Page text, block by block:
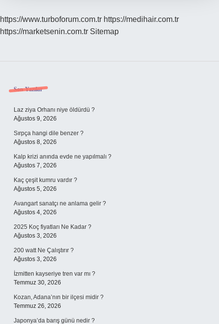
https://www.turboforum.com.tr https://medihair.com.tr
https://marketsenin.com.tr Sitemap
Sidebar
Son Yazılar
Laz ziya Orhanı niye öldürdü ?
Ağustos 9, 2026
Sırpça hangi dile benzer ?
Ağustos 8, 2026
Kalp krizi anında evde ne yapılmalı ?
Ağustos 7, 2026
Kaç çeşit kumru vardır ?
Ağustos 5, 2026
Avangart sanatçı ne anlama gelir ?
Ağustos 4, 2026
2025 Koç fiyatları Ne Kadar ?
Ağustos 3, 2026
200 watt Ne Çalıştırır ?
Ağustos 3, 2026
İzmitten kayseriye tren var mı ?
Temmuz 30, 2026
Kozan, Adana’nın bir ilçesi midir ?
Temmuz 26, 2026
Japonya’da barış günü nedir ?